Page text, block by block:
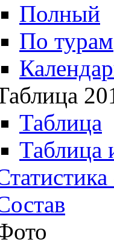
Полный
По турам
Таблица
Таблица